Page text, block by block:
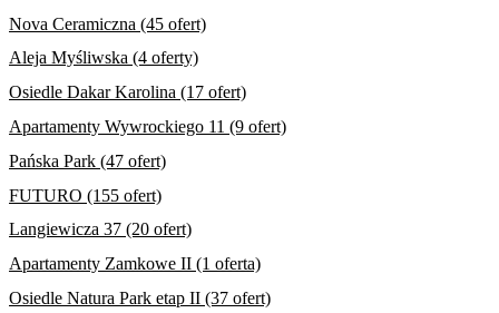
Nova Ceramiczna (45 ofert)
Aleja Myśliwska (4 oferty)
Osiedle Dakar Karolina (17 ofert)
Apartamenty Wywrockiego 11 (9 ofert)
Pańska Park (47 ofert)
FUTURO (155 ofert)
Langiewicza 37 (20 ofert)
Apartamenty Zamkowe II (1 oferta)
Osiedle Natura Park etap II (37 ofert)